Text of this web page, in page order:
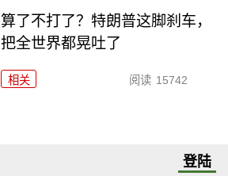
算了不打了？特朗普这脚刹车，
把全世界都晃吐了
相关 阅读 15742
登陆